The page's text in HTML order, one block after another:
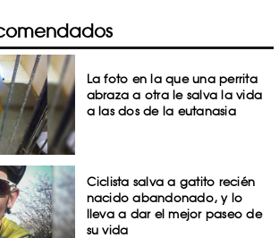
La foto en la que una perrita
abraza a otra le salva la vida
a las dos de la eutanasia
Ciclista salva a gatito recién
nacido abandonado, y lo
lleva a dar el mejor paseo de
su vida